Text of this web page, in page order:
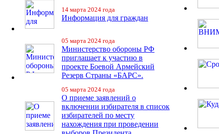
14 марта 2024 года
Информация для граждан
05 марта 2024 года
Министерство обороны РФ
приглашает к участию в
проекте Боевой Армейский
Резерв Страны «БАРС».
05 марта 2024 года
О приеме заявлений о
включении избирателя в список
избирателей по месту
нахождения при проведении